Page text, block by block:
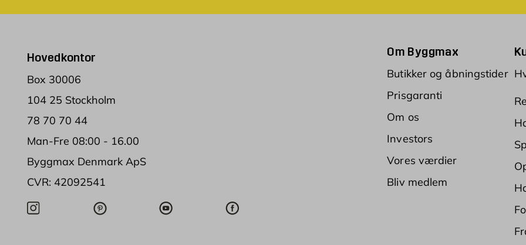
Hovedkontor
Box 30006
104 25 Stockholm
78 70 70 44
Man-Fre 08:00 - 16.00
Byggmax Denmark ApS
CVR: 42092541
Om Byggmax
Butikker og åbningstider
Prisgaranti
Om os
Investors
Vores værdier
Bliv medlem